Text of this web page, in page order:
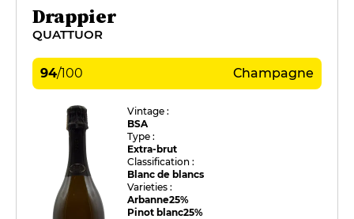
Drappier
QUATTUOR
94/100 Champagne
Vintage :
BSA
Type :
Extra-brut
Classification :
Blanc de blancs
Varieties :
Arbanne25%
Pinot blanc25%